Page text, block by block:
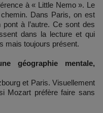
à « Little Nemo ». Le
Dans Paris, on est
à l’autre. Ce sont des
dans la lecture et qui
mais toujours présent.
géographie mentale,
et Paris. Visuellement
Mozart préfère faire sans